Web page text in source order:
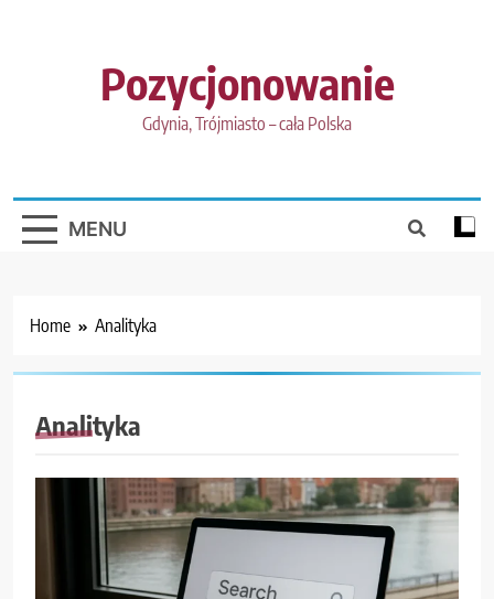
Pozycjonowanie
Gdynia, Trójmiasto – cała Polska
MENU
Home Analityka
Analityka